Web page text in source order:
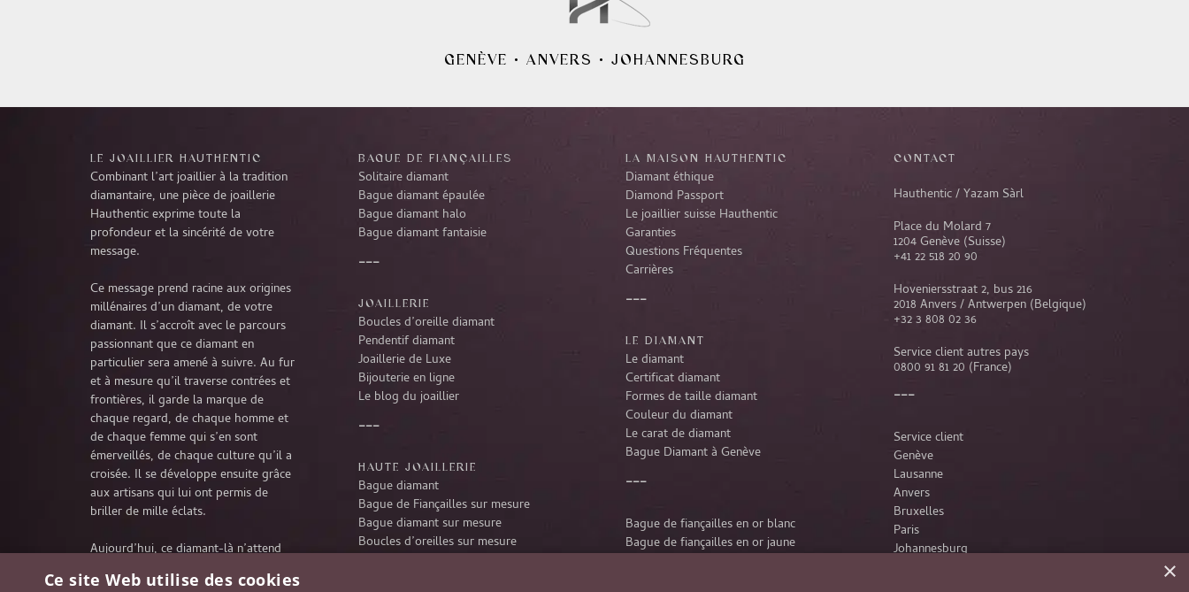
GENÈVE • ANVERS • JOHANNESBURG
LE JOAILLIER HAUTHENTIC
Combinant l’art joaillier à la tradition
diamantaire, une pièce de joaillerie
Hauthentic exprime toute la
profondeur et la sincérité de votre
message.
Ce message prend racine aux origines
millénaires d’un diamant, de votre
diamant. Il s’accroît avec le parcours
passionnant que ce diamant en
particulier sera amené à suivre. Au fur
et à mesure qu’il traverse contrées et
frontières, il garde la marque de
chaque regard, de chaque homme et
de chaque femme qui s’en sont
émerveillés, de chaque culture qu’il a
croisée. Il se développe ensuite grâce
aux artisans qui lui ont permis de
briller de mille éclats.
Aujourd’hui, ce diamant-là n’attend
extraordinaire voyage à travers le
BAGUE DE FIANÇAILLES
Solitaire diamant
Bague diamant épaulée
Bague diamant halo
Bague diamant fantaisie
JOAILLERIE
Boucles d’oreille diamant
Pendentif diamant
Joaillerie de Luxe
Bijouterie en ligne
Le blog du joaillier
HAUTE JOAILLERIE
Bague diamant
Bague de Fiançailles sur mesure
Bague diamant sur mesure
Boucles d’oreilles sur mesure
LA MAISON HAUTHENTIC
Diamant éthique
Diamond Passport
Le joaillier suisse Hauthentic
Garanties
Questions Fréquentes
Carrières
LE DIAMANT
Le diamant
Certificat diamant
Formes de taille diamant
Couleur du diamant
Le carat de diamant
Bague Diamant à Genève
Bague de fiançailles en or blanc
Bague de fiançailles en or jaune
CONTACT
Hauthentic / Yazam Sàrl
Place du Molard 7
1204 Genève (Suisse)
+41 22 518 20 90
Hoveniersstraat 2, bus 216
2018 Anvers / Antwerpen (Belgique)
+32 3 808 02 36
Service client autres pays
0800 91 81 20 (France)
Service client
Genève
Lausanne
Anvers
Bruxelles
Paris
Johannesburg
×
Ce site Web utilise des cookies